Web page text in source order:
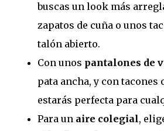
buscas un look más
zapatos de cuña o unos
talón abierto.
Con unos pantalones de
pata ancha, y con tacones
estarás perfecta para
Para un aire colegial,